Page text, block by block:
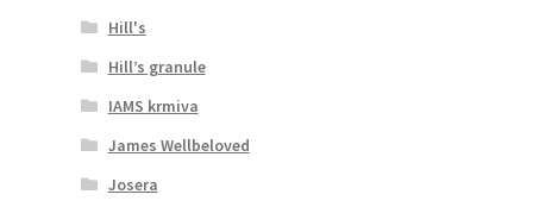
Hill's
Hill’s granule
IAMS krmiva
James Wellbeloved
Josera